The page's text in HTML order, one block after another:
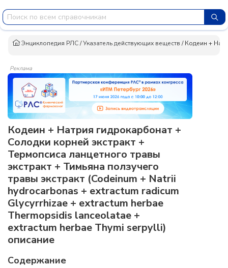
Энциклопедия РЛС/Указатель действующих веществ /Кодеин +
Реклама
Кодеин + Натрия гидрокарбонат +
Солодки корней экстракт +
Термопсиса ланцетного травы
экстракт + Тимьяна ползучего
травы экстракт (Codeinum + Natrii
hydrocarbonas + extractum radiсum
Glycyrrhizae + extractum herbae
Thermopsidis lanceolatae +
extractum herbae Thymi serpylli)
описание
Содержание